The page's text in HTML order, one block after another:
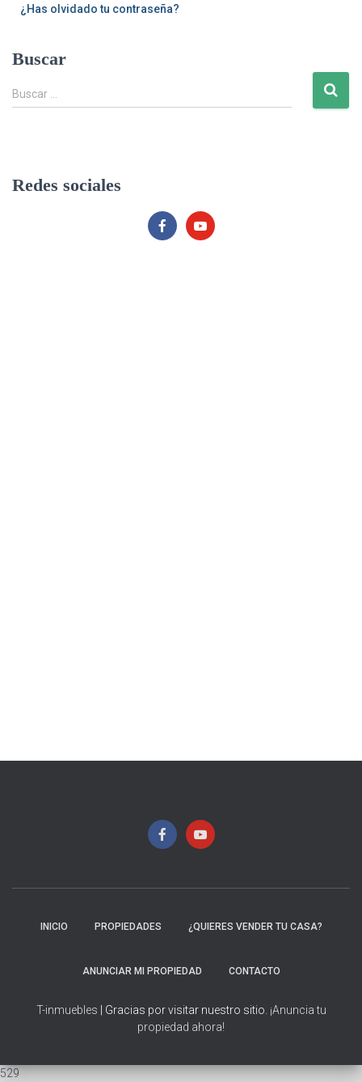
¿Has olvidado tu contraseña?
Buscar
B
:
Buscar …
Redes sociales
INICIO PROPIEDADES ¿QUIERES VENDER TU CASA?
ANUNCIAR MI PROPIEDAD CONTACTO
T-inmuebles | Gracias por visitar nuestro sitio. ¡Anuncia tu
propiedad ahora!
529